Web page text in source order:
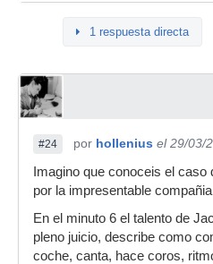
1 respuesta directa
#24 por hollenius el 29/03/
Imagino que conoceis el caso
por la impresentable
En el minuto 6 el talento de
pleno juicio, describe como
coche, canta, hace coros,